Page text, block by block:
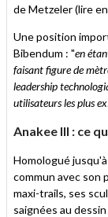
de Metzeler (lire
Une position
Bibendum : "en
faisant figure de
leadership
utilisateurs les plus
Anakee III : ce
Homologué
commun avec son
maxi-trails, ses
saignées au